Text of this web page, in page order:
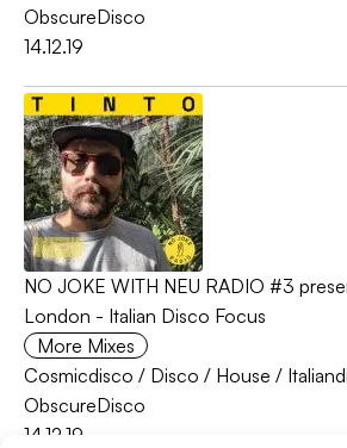
ObscureDisco
14.12.19
NO JOKE WITH NEU RADIO #3
London - Italian Disco Focus
More Mixes
Cosmicdisco / Disco / House /
ObscureDisco
14.12.19